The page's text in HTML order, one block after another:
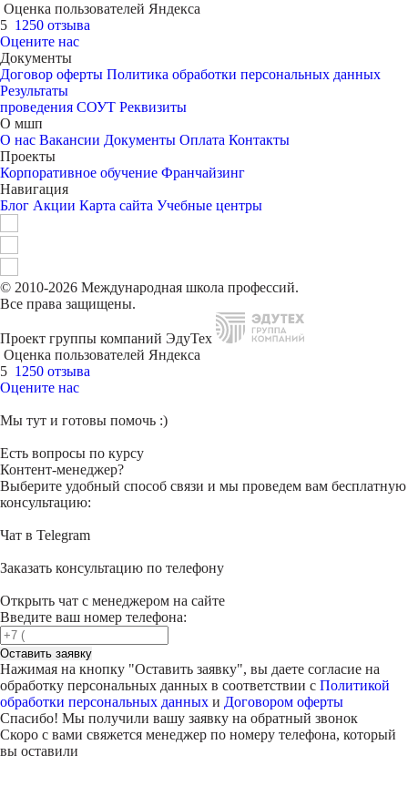
Оценка пользователей Яндекса
5 1250 отзыва
Оцените нас
Документы
Договор оферты Политика обработки персональных данных
Результаты
проведения СОУТ Реквизиты
О мшп
О нас Вакансии Документы Оплата Контакты
Проекты
Корпоративное обучение Франчайзинг
Навигация
Блог Акции Карта сайта Учебные центры
© 2010-2026 Международная школа профессий.
Все права защищены.
Проект группы компаний ЭдуТех
Оценка пользователей Яндекса
5 1250 отзыва
Оцените нас
Мы тут и готовы помочь :)
Есть вопросы по курсу
Контент-менеджер?
Выберите удобный способ связи и мы проведем вам бесплатную
консультацию:
Чат в Telegram
Заказать консультацию по телефону
Открыть чат с менеджером на сайте
Введите ваш номер телефона:
Оставить заявку
Нажимая на кнопку "Оставить заявку", вы даете согласие на
обработку персональных данных в соответствии с Политикой
обработки персональных данных и Договором оферты
Спасибо! Мы получили вашу заявку на обратный звонок
Скоро с вами свяжется менеджер по номеру телефона, который
вы оставили